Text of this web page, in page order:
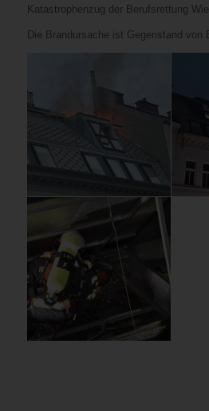
Katastrophenzug der Berufsrettung
Die Brandursache ist Gegenstand von